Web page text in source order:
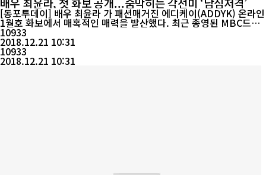
[동포투데이] 배우 최윤라 가 패션매거진 에디케이(ADDYK) 온라인
1월호 화보에서 매혹적인 매력을 발산했다. 최근 종영된 MBC드라
마 ‘배드파파’에서 인상적인 연기를 선보인 최윤라는 패션매거진 에
디케이 (ADDYK)와 함께 서울 강남의 한 스튜디오에서 데뷔후 첫 화
10933
2018.12.21 10:31
10933
2018.12.21 10:31